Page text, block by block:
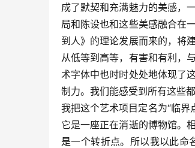
成了默契和充满魅力的美感，
局和陈设也和这些美感融合在
到人》的理论发展而来的，将
从低等到高等，有害和有利，
术字体中也时时处处地体现了
制力。我们能感受到所有这些
我把这个艺术项目定名为“临
它是一座正在消逝的博物馆。
是一个转折点。所以我以此命